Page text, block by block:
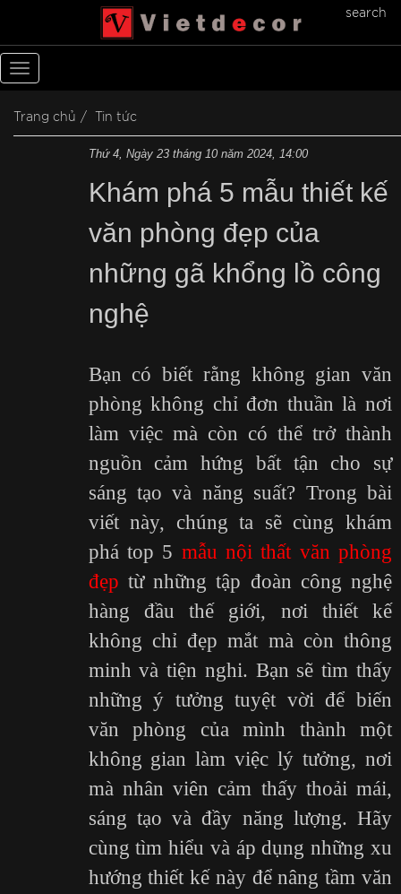
Toggle
search
Trang chủ Tin tức
Thứ 4, Ngày 23 tháng 10 năm 2024, 14:00
Khám phá 5 mẫu thiết kế
văn phòng đẹp của
những gã khổng lồ công
nghệ
Bạn có biết rằng không gian văn
phòng không chỉ đơn thuần là nơi
làm việc mà còn có thể trở thành
nguồn cảm hứng bất tận cho sự
sáng tạo và năng suất? Trong bài
viết này, chúng ta sẽ cùng khám
phá top 5 mẫu nội thất văn phòng
đẹp từ những tập đoàn công nghệ
hàng đầu thế giới, nơi thiết kế
không chỉ đẹp mắt mà còn thông
minh và tiện nghi. Bạn sẽ tìm thấy
những ý tưởng tuyệt vời để biến
văn phòng của mình thành một
không gian làm việc lý tưởng, nơi
mà nhân viên cảm thấy thoải mái,
sáng tạo và đầy năng lượng. Hãy
cùng tìm hiểu và áp dụng những xu
hướng thiết kế này để nâng tầm văn